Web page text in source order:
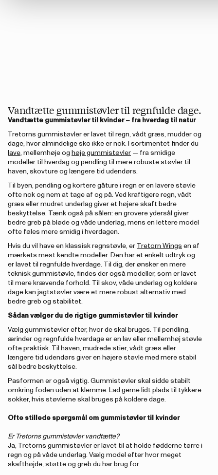
Vandtætte gummistøvler til regnfulde dage.
Vandtætte gummistøvler til kvinder – fra hverdag til natur
Tretorns gummistøvler er lavet til regn, vådt græs, mudder og
dage, hvor almindelige sko ikke er nok. I sortimentet finder du
lave , mellemhøje og høje gummistøvler — fra smidige
modeller til hverdag og pendling til mere robuste støvler til
haven, skovture og længere tid udendørs.
Til byen, pendling og kortere gåture i regn er en lavere støvle
ofte nok og nem at tage af og på. Ved kraftigere regn, vådt
græs eller mudret underlag giver et højere skaft bedre
beskyttelse. Tænk også på sålen: en grovere ydersål giver
bedre greb på bløde og våde underlag, mens en lettere model
ofte føles mere smidig i hverdagen.
Hvis du vil have en klassisk regnstøvle, er Tretorn Wings en af
mærkets mest kendte modeller. Den har et enkelt udtryk og
er lavet til regnfulde hverdage. Til dig, der ønsker en mere
teknisk gummistøvle, findes der også modeller, som er lavet
til mere krævende forhold. Til skov, våde underlag og koldere
dage kan jagtstøvler være et mere robust alternativ med
bedre greb og stabilitet.
Sådan vælger du de rigtige gummistøvler til kvinder
Vælg gummistøvler efter, hvor de skal bruges. Til pendling,
ærinder og regnfulde hverdage er en lav eller mellemhøj støvle
ofte praktisk. Til haven, mudrede stier, vådt græs eller
længere tid udendørs giver en højere støvle med mere stabil
sål bedre beskyttelse.
Pasformen er også vigtig. Gummistøvler skal sidde stabilt
omkring foden uden at klemme. Lad gerne lidt plads til tykkere
sokker, hvis støvlerne skal bruges på koldere dage.
Ofte stillede spørgsmål om gummistøvler til kvinder
Er Tretorns gummistøvler vandtætte?
Ja, Tretorns gummistøvler er lavet til at holde fødderne tørre i
regn og på våde underlag. Vælg model efter hvor meget
skafthøjde, støtte og greb du har brug for.